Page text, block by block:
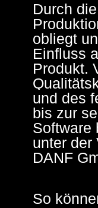
Durch
obliegt
Einfluss
Produkt.
und des
bis zur
Software
unter der
DANF
So